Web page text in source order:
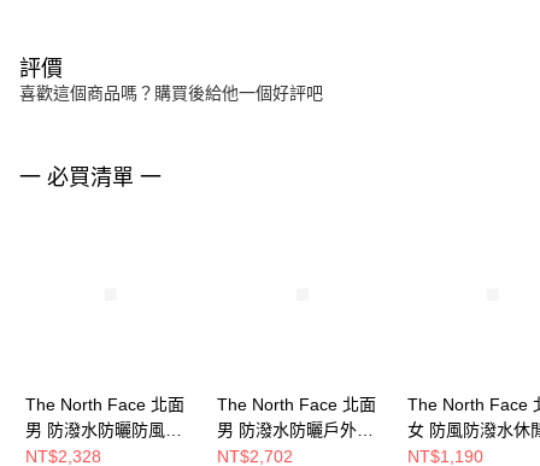
評價
喜歡這個商品嗎？購買後給他一個好評吧
一 必買清單 一
The North Face 北面
男 防潑水防曬防風外
套 NF0A81POJK3
NT$2,328
The North Face 北面
男 防潑水防曬戶外徒
步褲 NF0A87VXJK3
NT$2,702
The North Face
女 防風防潑水休
褲
NT$1,190